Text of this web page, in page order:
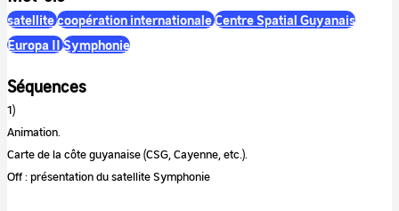
satellitecoopération internationaleCentre Spatial Guyanais
Europa IISymphonie
Séquences
1)
Animation.
Carte de la côte guyanaise (CSG, Cayenne, etc.).
Off : présentation du satellite Symphonie